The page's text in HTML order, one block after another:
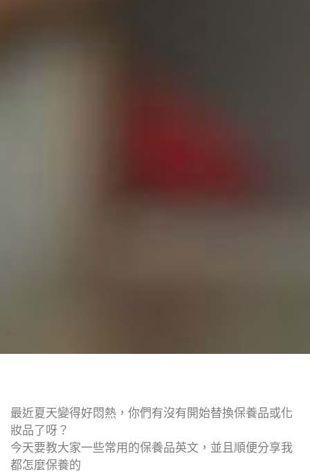
最近夏天變得好悶熱，你們有沒有開始替換保養品或化
妝品了呀？
今天要教大家一些常用的保養品英文，並且順便分享我
都怎麼保養的